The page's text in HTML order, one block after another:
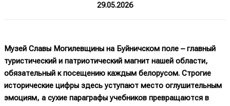
29.05.2026
Музей Славы Могилевщины на Буйничском поле – главный
туристический и патриотический магнит нашей области,
обязательный к посещению каждым белорусом. Строгие
исторические цифры здесь уступают место оглушительным
эмоциям, а сухие параграфы учебников превращаются в